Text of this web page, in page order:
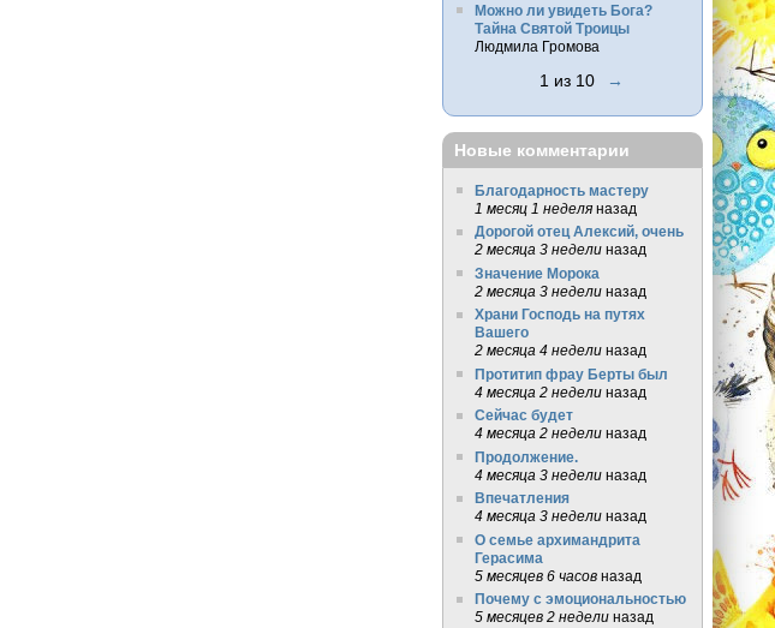
Можно ли увидеть Бога?
Тайна Святой Троицы
Людмила Громова
1 из 10 →
Новые комментарии
Благодарность мастеру
1 месяц 1 неделяназад
Дорогой отец Алексий, очень
2 месяца 3 неделиназад
Значение Морока
2 месяца 3 неделиназад
Храни Господь на путях
Вашего
2 месяца 4 неделиназад
Протитип фрау Берты был
4 месяца 2 неделиназад
Сейчас будет
4 месяца 2 неделиназад
Продолжение.
4 месяца 3 неделиназад
Впечатления
4 месяца 3 неделиназад
О семье архимандрита
Герасима
5 месяцев 6 часовназад
Почему с эмоциональностью
5 месяцев 2 неделиназад